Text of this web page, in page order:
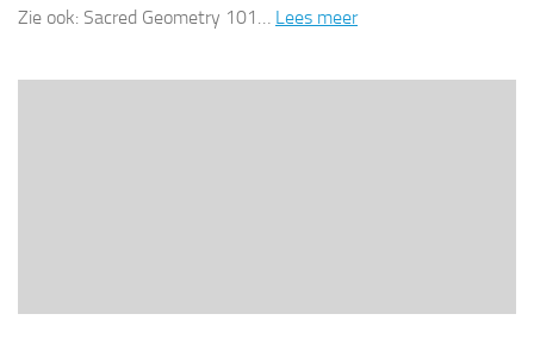
Zie ook: Sacred Geometry 101… Lees meer